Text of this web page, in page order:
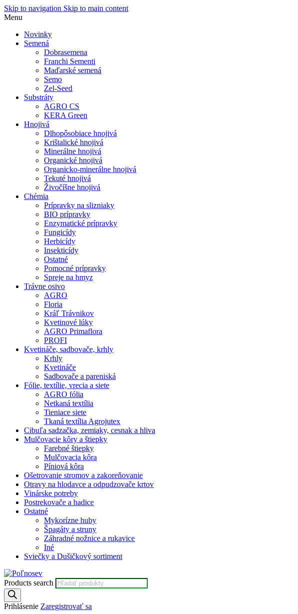
Skip to navigation Skip to main content
Menu
Novinky
Semená
Dobrasemena
Franchi Sementi
Maďarské semená
Semo
Zel-Seed
Substráty
AGRO CS
KERA Green
Hnojivá
Dlhopôsobiace hnojivá
Krištalické hnojivá
Minerálne hnojivá
Organické hnojivá
Organicko-minerálne hnojivá
Tekuté hnojivá
Živočíšne hnojivá
Chémia
Prípravky na slizniaky
BIO prípravky
Enzymatické prípravky
Fungicídy
Herbicídy
Insekticídy
Ostatné
Pomocné prípravky
Spreje na hmyz
Trávne osivo
AGRO
Floria
Kráľ Trávnikov
Kvetinové lúky
AGRO Primaflora
PROFI
Kvetináče, sadbovače, krhly
Krhly
Kvetináče
Sadbovače a pareniská
Fólie, textílie, vrecia a siete
AGRO fólia
Netkaná textília
Tieniace siete
Tkaná textília Agrojutex
Cibuľa sadzačka, zemiaky, cesnak a hliva
Mulčovacie kôry a štiepky
Farebné štiepky
Mulčovacia kôra
Píniová kôra
Ošetrovanie stromov a zakoreňovanie
Otravy na hlodavce a odpudzovače krtov
Vinárske potreby
Postrekovače a hadice
Ostatné
Mykorízne huby
Špagáty a struny
Záhradné nožnice a rukavice
Iné
Sviečky a Dušičkový sortiment
Products search
Prihlásenie Zaregistrovať sa